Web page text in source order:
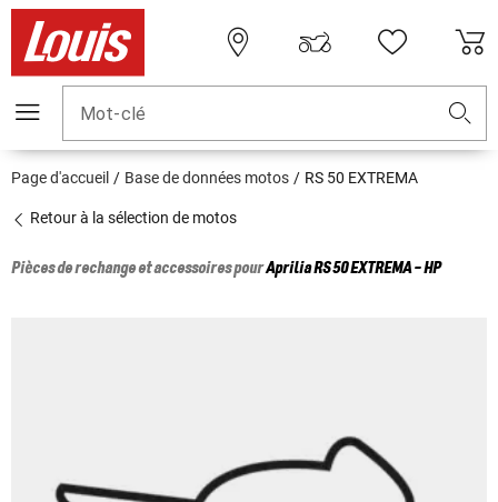
Mot-clé
Page d'accueil Base de données motos RS 50 EXTREMA
Retour à la sélection de motos
Pièces de rechange et accessoires pourApriliaRS 50 EXTREMA - HP